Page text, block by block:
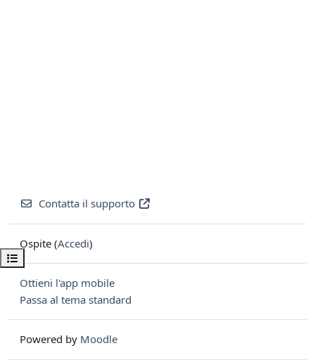
Apri indice del corso
Contatta il supporto
Ospite (Accedi)
Ottieni l'app mobile
Passa al tema standard
Powered by Moodle